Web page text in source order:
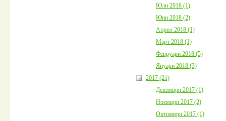
Юли 2018 (1)
Юни 2018 (2)
Април 2018 (1)
Март 2018 (1)
Февруари 2018 (5)
Януари 2018 (3)
2017 (21)
Декември 2017 (1)
Ноември 2017 (2)
Октомври 2017 (1)